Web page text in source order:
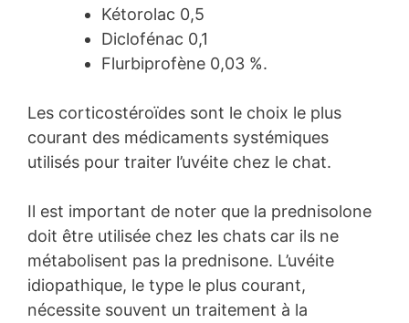
Kétorolac 0,5
Diclofénac 0,1
Flurbiprofène 0,03 %.
Les corticostéroïdes sont le choix le plus
courant des médicaments systémiques
utilisés pour traiter l’uvéite chez le chat.
Il est important de noter que la prednisolone
doit être utilisée chez les chats car ils ne
métabolisent pas la prednisone. L’uvéite
idiopathique, le type le plus courant,
nécessite souvent un traitement à la